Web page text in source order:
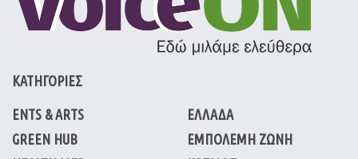
ΚΑΤΗΓΟΡΙΕΣ
ENTS & ARTS
GREEN HUB
ΕΛΛΑΔΑ
ΕΜΠΟΛΕΜΗ ΖΩΝΗ